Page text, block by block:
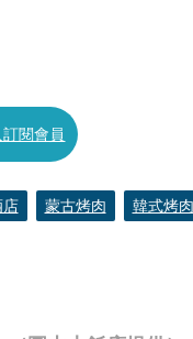
閱會員
蒙古烤肉 韓式烤肉